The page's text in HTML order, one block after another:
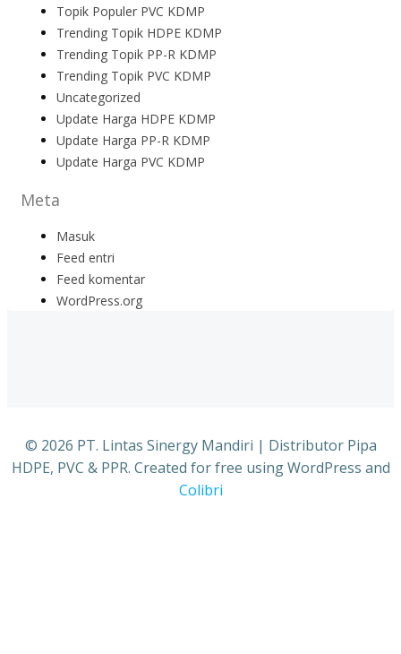
Topik Populer PVC KDMP
Trending Topik HDPE KDMP
Trending Topik PP-R KDMP
Trending Topik PVC KDMP
Uncategorized
Update Harga HDPE KDMP
Update Harga PP-R KDMP
Update Harga PVC KDMP
Meta
Masuk
Feed entri
Feed komentar
WordPress.org
© 2026 PT. Lintas Sinergy Mandiri | Distributor Pipa
HDPE, PVC & PPR. Created for free using WordPress and
Colibri